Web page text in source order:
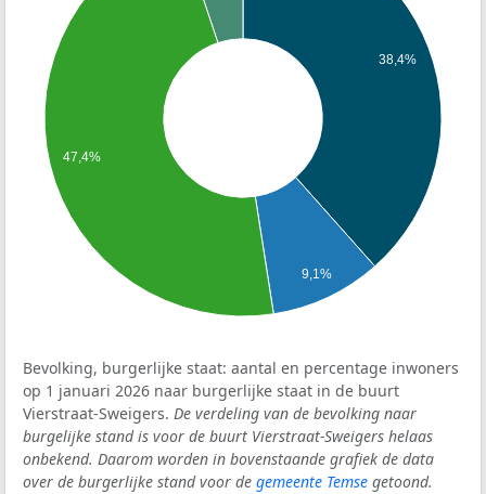
38,4%
9,1%
47,4%
Bevolking, burgerlijke staat: aantal en percentage inwoners
op 1 januari 2026 naar burgerlijke staat in de buurt
Vierstraat-Sweigers. De verdeling van de bevolking naar
burgelijke stand is voor de buurt Vierstraat-Sweigers helaas
onbekend. Daarom worden in bovenstaande grafiek de data
over de burgerlijke stand voor de gemeente Temse getoond.